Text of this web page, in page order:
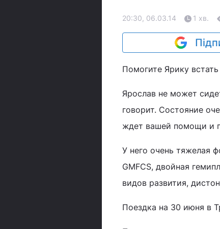
20:30, 06.03.14 1 хв.
Помогите Ярику
Ярослав не может
говорит. Состояние
ждет вашей помощи и
У него очень тяжелая
GMFCS, двойная
видов развития,
Поездка на 30 июня в